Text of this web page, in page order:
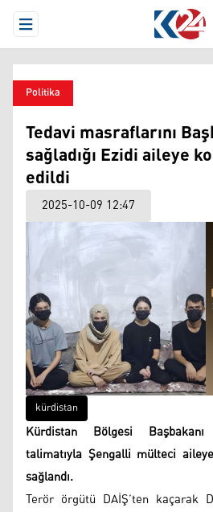
Open Menu
Politika
Tedavi masraflarını
sağladığı Ezidi aileye
edildi
2025-10-09 12:47
kürdistan
Kürdistan Bölgesi
talimatıyla Şengalli mülteci
sağlandı.
Terör örgütü DAİŞ’ten kaçarak